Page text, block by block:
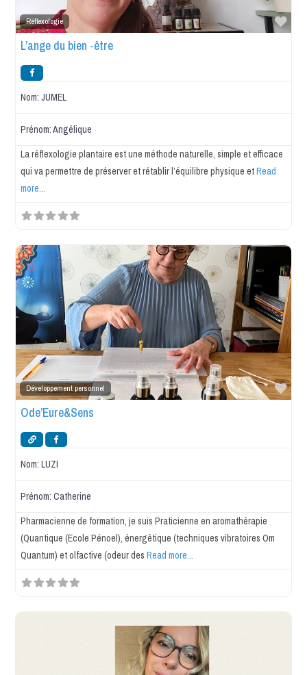
Réflexologie
L’ange du bien -être
Nom:JUMEL
Prénom:Angélique
La réflexologie plantaire est une méthode naturelle, simple et efficace
qui va permettre de préserver et rétablir l’équilibre physique etRead
more...
Développement personnel
Ode’Eure&Sens
Nom:LUZI
Prénom:Catherine
Pharmacienne de formation, je suis Praticienne en aromathérapie
(Quantique (Ecole Pénoel), énergétique (techniques vibratoires Om
Quantum) et olfactive (odeur desRead more...